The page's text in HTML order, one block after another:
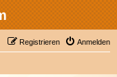
Anmelden
Registrieren